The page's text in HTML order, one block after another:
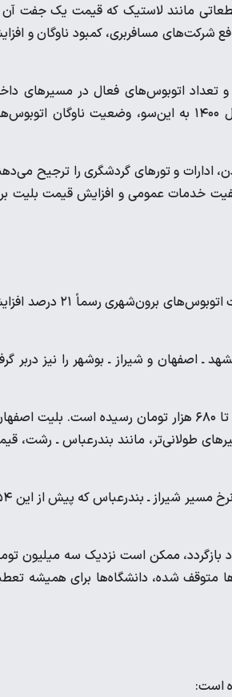
جاری و بهای قطعاتی مانند لاستیک که قیمت یک جفت
شرکت‌های مسافربری، کمبود ناوگان و
تعداد اتوبوس‌های فعال در مسیرهای
به‌شدت کاهش می‌یابد. واردات محدود و تولید و مونتاژ ناکافی نیز باعث شده است از سال ۱۴۰۰ به این‌سو، وضعیت ناوگان
ادارات و تورهای گردشگری را ترجیح
خدمات عمومی و افزایش قیمت بلیت
رئیس اتحادیه تعاونی‌های مسافری اعلام کرده است که با ابلاغ شورای عالی ترابری، قیمت بلیت اتوبوس‌های
ـ اصفهان و شیراز ـ بوشهر را نیز دربر
نازل ترین قیمت بلیت اتوبوس تهران ـ اصفهان با حدود ۴۵۰ کیلومتر مسافت، به حدود ۶۴۷ تا ۶۸۰ هزار تومان رسیده است.
تومان عرضه می‌شود. در مسیرهای طولانی‌تر، مانند بندرعباس ـ رشت،
معمولی ترین بلیت اتوبوس تهران ـ شیراز نیز
بازگردد، ممکن است نزدیک سه میلیون
متوقف شده، دانشگاه‌ها برای همیشه
است: